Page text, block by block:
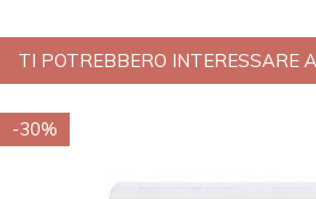
TI POTREBBERO INTERESSARE
-30%